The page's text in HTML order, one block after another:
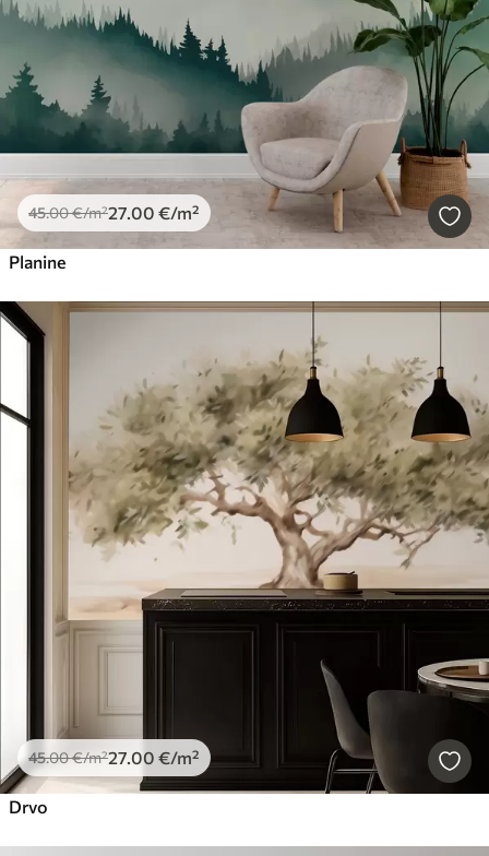
45.00€/m²27.00 €/m²
Planine
45.00€/m²27.00 €/m²
Drvo